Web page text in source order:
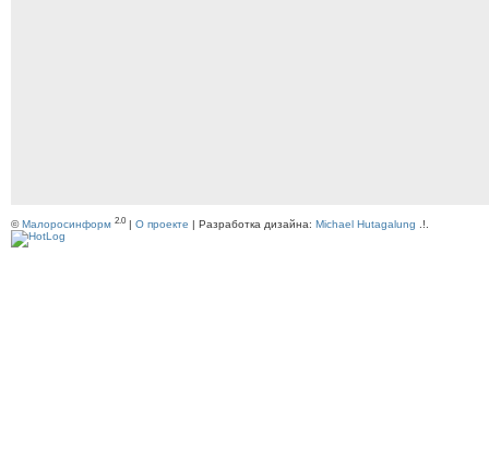
©Малоросинформ 2.0 | О проекте | Разработка дизайна: Michael Hutagalung .!.